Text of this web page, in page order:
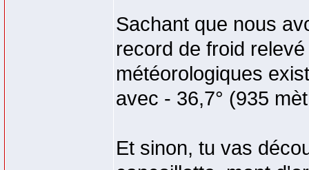
Sachant que nous
record de froid
météorologiques
avec - 36,7° (935
Et sinon, tu vas